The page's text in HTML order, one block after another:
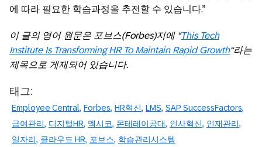
에 따라 필요한 학습과정을 추전할 수 있습니다.”
이 글의 영어 원문은 포브스(Forbes)지에 “This Tech
Institute Is Transforming HR To Maintain Rapid Growth“라는
제목으로 게재되어 있습니다.
태그:
Employee Central Forbes HR혁신 LMS SAP SuccessFactors
급여관리
디지털HR 멕시코 몬테레이공대 인사혁신
인재관리
일자리
클라우드 HR 포브스 학습관리시스템